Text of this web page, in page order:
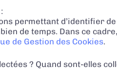
permettant d’identifier
de temps. Dans ce
de Gestion des Cookies.
? Quand sont-elles